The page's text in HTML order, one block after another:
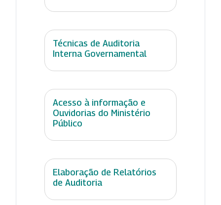
Técnicas de Auditoria
Interna Governamental
Acesso à informação e
Ouvidorias do Ministério
Público
Elaboração de Relatórios
de Auditoria